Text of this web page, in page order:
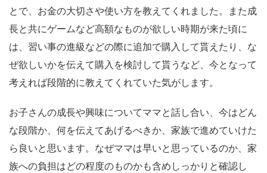
とで、お金の大切さや使い方を教えてくれました。また成
長と共にゲームなど高額なものが欲しい時期が来た頃に
は、習い事の進級などの際に追加で購入して貰えたり、な
ぜ欲しいかを伝えて購入を検討して貰うなど、今となって
考えれば段階的に教えてくれていた気がします。
お子さんの成長や興味についてママと話し合い、今はどん
な段階か、何を伝えてあげるべきか、家族で進めていけた
ら良いと思います。なぜママは早いと思っているのか、家
族への負担はどの程度のものかも含めしっかりと確認し